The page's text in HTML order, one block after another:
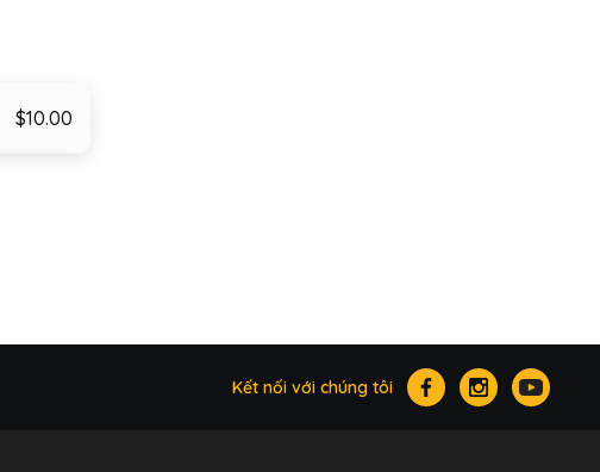
$10.00
Kết nối với chúng tôi